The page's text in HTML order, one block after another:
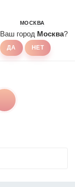
МОСКВА
Ваш город Москва?